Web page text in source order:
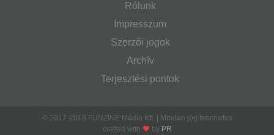
Rólunk
Impresszum
Szerzői jogok
Archív
Terjesztési pontok
© 2017-2018 FUNZINE Média Kft. | Minden jog fenntartva
crafted with
by PR